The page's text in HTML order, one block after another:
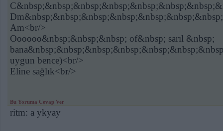
Am<br/>
Oooooo&nbsp;&nbsp;&nbsp; of&nbsp; sarıl &nbsp;
uygun bence)<br/>
Eline sağlık<br/>
Bu Yoruma Cevap Ver
ritm: a ykyay